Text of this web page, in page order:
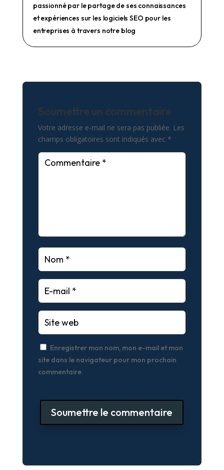
passionné par le partage de ses connaissances
et expériences sur les logiciels SEO pour les
entreprises à travers notre blog
Soumettre un commentaire
Votre adresse e-mail ne sera pas publiée. Les
champs obligatoires sont indiqués avec *
Enregistrer mon nom, mon e-mail et mon
site dans le navigateur pour mon prochain
commentaire.
Soumettre le commentaire